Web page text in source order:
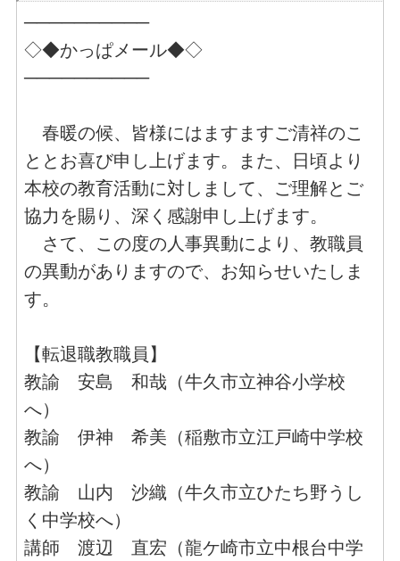
──────────
◇◆かっぱメール◆◇
──────────
春暖の候、皆様にはますますご清祥のこ
ととお喜び申し上げます。また、日頃より
本校の教育活動に対しまして、ご理解とご
協力を賜り、深く感謝申し上げます。
さて、この度の人事異動により、教職員
の異動がありますので、お知らせいたしま
す。
【転退職教職員】
教諭 安島 和哉（牛久市立神谷小学校
へ）
教諭 伊神 希美（稲敷市立江戸崎中学校
へ）
教諭 山内 沙織（牛久市立ひたち野うし
く中学校へ）
講師 渡辺 直宏（龍ケ崎市立中根台中学